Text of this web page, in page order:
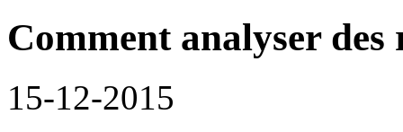
Comment analyser des
15-12-2015